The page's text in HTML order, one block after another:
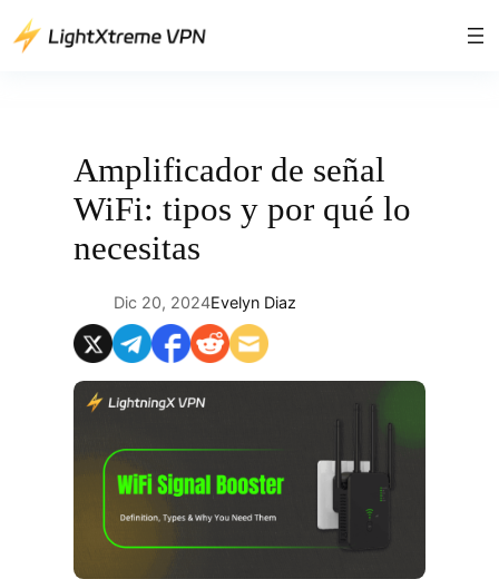
Saltar
Amplificador de señal
WiFi: tipos y por qué lo
necesitas
Dic 20, 2024Evelyn Diaz